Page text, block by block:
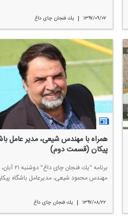
۱۳۹۷/۰۹/۰۷ | یك فنجان چای داغ
همراه با مهندس شیعی، مدیر عامل
پیكان (قسمت دوم)
برنامه "یك فنجان
مهندس محمود شیعی، مدیرعامل باشگاه
۱۳۹۷/۰۸/۲۲ | یك فنجان چای داغ